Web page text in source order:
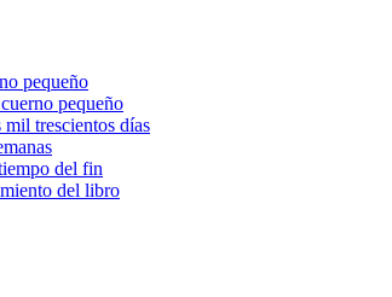
pequeño
pequeño
trescientos días
del fin
del libro